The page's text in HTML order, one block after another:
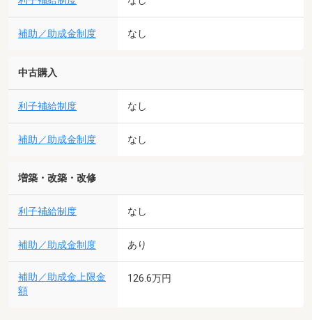
補助／助成金制度 なし
中古購入
利子補給制度 なし
補助／助成金制度 なし
増築・改築・改修
利子補給制度 なし
補助／助成金制度 あり
補助／助成金上限金
額
126.6万円